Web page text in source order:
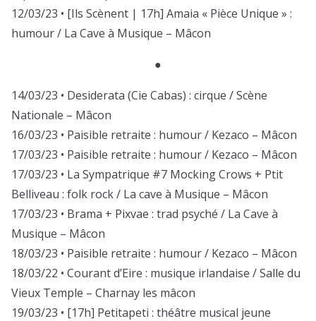
12/03/23 • [Ils Scènent | 17h] Amaia « Pièce Unique » :
humour / La Cave à Musique – Mâcon
●
14/03/23 • Desiderata (Cie Cabas) : cirque / Scène
Nationale – Mâcon
16/03/23 • Paisible retraite : humour / Kezaco – Mâcon
17/03/23 • Paisible retraite : humour / Kezaco – Mâcon
17/03/23 • La Sympatrique #7 Mocking Crows + Ptit
Belliveau : folk rock / La cave à Musique – Mâcon
17/03/23 • Brama + Pixvae : trad psyché / La Cave à
Musique – Mâcon
18/03/23 • Paisible retraite : humour / Kezaco – Mâcon
18/03/22 • Courant d’Eire : musique irlandaise / Salle du
Vieux Temple – Charnay les mâcon
19/03/23 • [17h] Petitapeti : théâtre musical jeune